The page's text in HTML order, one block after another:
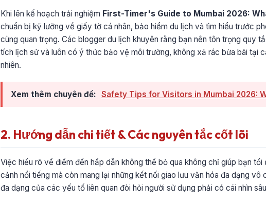
Khi lên kế hoạch trải nghiệm First-Timer's Guide to Mumbai 2026:
chuẩn bị kỹ lưỡng về giấy tờ cá nhân, bảo hiểm du lịch và tìm hiểu trước
cùng quan trọng. Các blogger du lịch khuyên rằng bạn nên tôn trọng quy
tích lịch sử và luôn có ý thức bảo vệ môi trường, không xả rác bừa bãi tại
nhiên.
Xem thêm chuyên đề: Safety Tips for Visitors in Mumbai 2026:
2. Hướng dẫn chi tiết & Các nguyên tắc cốt lõi
Việc hiểu rõ về điểm đến hấp dẫn không thể bỏ qua không chỉ giúp bạn tối
cảnh nổi tiếng mà còn mang lại những kết nối giao lưu văn hóa đa dạng
đa dạng của các yếu tố liên quan đòi hỏi người sử dụng phải có cái nhìn